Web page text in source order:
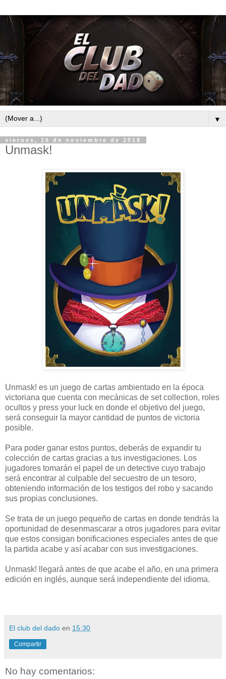
▼
viernes, 16 de noviembre de 2018
Unmask!
Unmask! es un juego de cartas ambientado en la época
victoriana que cuenta con mecánicas de set collection, roles
ocultos y press your luck en donde el objetivo del juego,
será conseguir la mayor cantidad de puntos de victoria
posible.
Para poder ganar estos puntos, deberás de expandir tu
colección de cartas gracias a tus investigaciones. Los
jugadores tomarán el papel de un detective cuyo trabajo
será encontrar al culpable del secuestro de un tesoro,
obteniendo información de los testigos del robo y sacando
sus propias conclusiones.
Se trata de un juego pequeño de cartas en donde tendrás la
oportunidad de desenmascarar a otros jugadores para evitar
que estos consigan bonificaciones especiales antes de que
la partida acabe y así acabar con sus investigaciones.
Unmask! llegará antes de que acabe el año, en una primera
edición en inglés, aunque será independiente del idioma.
El club del dado en 15:30
Compartir
No hay comentarios: